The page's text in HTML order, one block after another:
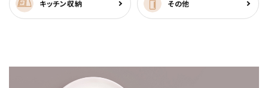
キッチン収納 その他